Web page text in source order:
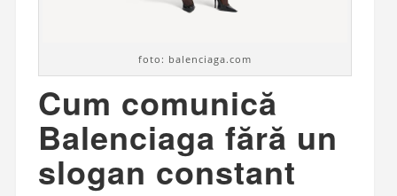
foto: balenciaga.com
Cum comunică
Balenciaga fără un
slogan constant